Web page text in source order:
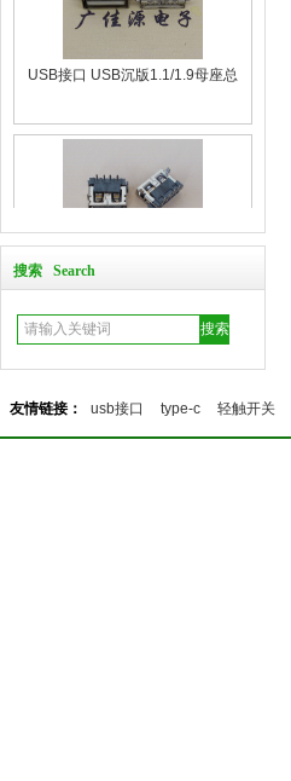
USB接口 USB10.0短体母座 前
搜索 Search
友情链接： usb接口 type-c 轻触开关